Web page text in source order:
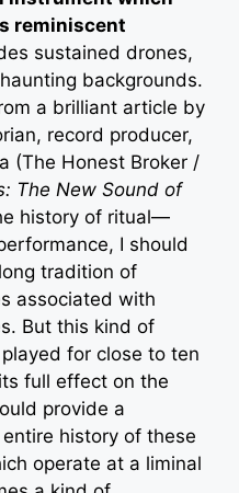
reminiscent
sustained drones,
backgrounds.
a brilliant article by
record producer,
(The Honest Broker /
The New Sound of
history of ritual—
I should
tradition of
associated with
But this kind of
for close to ten
full effect on the
provide a
history of these
operate at a liminal